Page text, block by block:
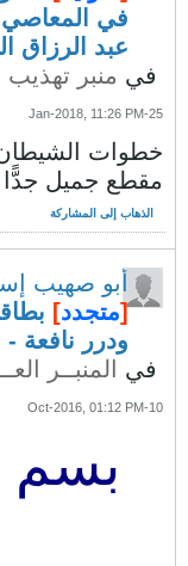
في
عبد الرزاق
في منبر
25-Jan-2018, 11:26 PM
خطوات الشيطان
مقطع جميل جدًّا
الذهاب إلى المشاركة
أبو صهيب
[متجدد]
ودرر نافعة -
في
المنبــر
10-Oct-2016, 01:12 PM
بسم